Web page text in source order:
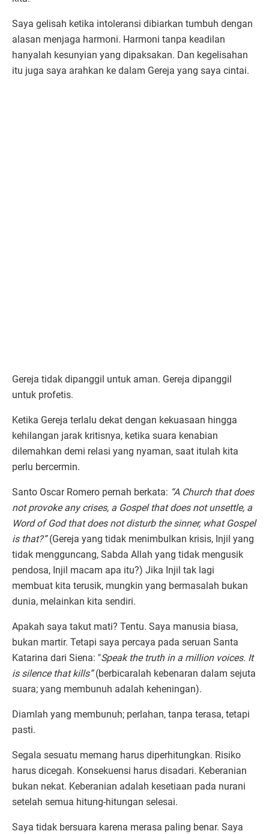
Saya gelisah ketika intoleransi dibiarkan tumbuh dengan
alasan menjaga harmoni. Harmoni tanpa keadilan
hanyalah kesunyian yang dipaksakan. Dan kegelisahan
itu juga saya arahkan ke dalam Gereja yang saya cintai.
Gereja tidak dipanggil untuk aman. Gereja dipanggil
untuk profetis.
Ketika Gereja terlalu dekat dengan kekuasaan hingga
kehilangan jarak kritisnya, ketika suara kenabian
dilemahkan demi relasi yang nyaman, saat itulah kita
perlu bercermin.
Santo Oscar Romero pernah berkata: “A Church that does
not provoke any crises, a Gospel that does not unsettle, a
Word of God that does not disturb the sinner, what Gospel
is that?”(Gereja yang tidak menimbulkan krisis, Injil yang
tidak mengguncang, Sabda Allah yang tidak mengusik
pendosa, Injil macam apa itu?) Jika Injil tak lagi
membuat kita terusik, mungkin yang bermasalah bukan
dunia, melainkan kita sendiri.
Apakah saya takut mati? Tentu. Saya manusia biasa,
bukan martir. Tetapi saya percaya pada seruan Santa
Katarina dari Siena: "Speak the truth in a million voices. It
is silence that kills”(berbicaralah kebenaran dalam sejuta
suara; yang membunuh adalah keheningan).
Diamlah yang membunuh; perlahan, tanpa terasa, tetapi
pasti.
Segala sesuatu memang harus diperhitungkan. Risiko
harus dicegah. Konsekuensi harus disadari. Keberanian
bukan nekat. Keberanian adalah kesetiaan pada nurani
setelah semua hitung-hitungan selesai.
Saya tidak bersuara karena merasa paling benar. Saya